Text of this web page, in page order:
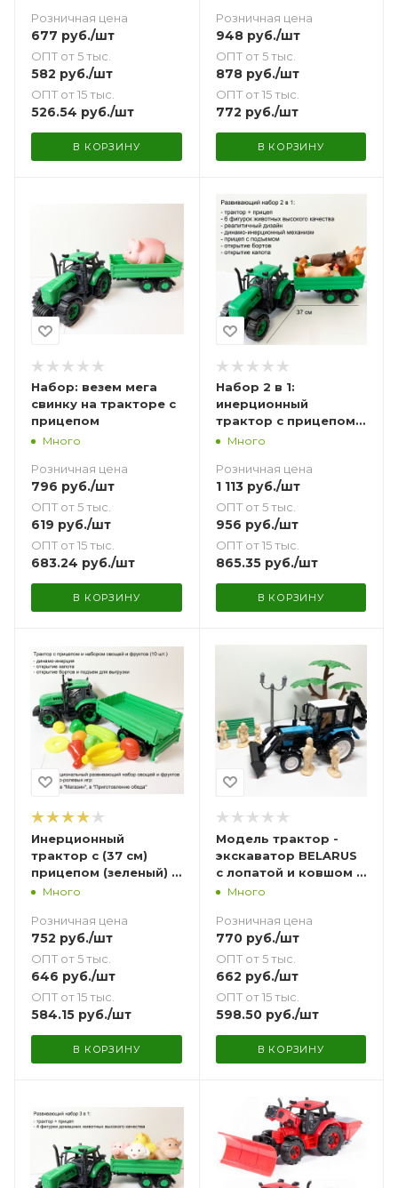
овощей
Розничная цена
677 руб./шт
ОПТ от 5 тыс.
582 руб./шт
ОПТ от 15 тыс.
526.54 руб./шт
В КОРЗИНУ
Розничная цена
948руб./шт
ОПТ от 5 тыс.
878руб./шт
ОПТ от 15 тыс.
772 руб./шт
В КОРЗИНУ
Набор: везем мега
свинку на тракторе с
прицепом
Много
Розничная цена
796 руб./шт
ОПТ от 5 тыс.
619 руб./шт
ОПТ от 15 тыс.
683.24 руб./шт
В КОРЗИНУ
Набор 2 в 1:
инерционный
трактор с прицепом и
6 фигурок домашних
Много
Розничная цена
1 113руб./шт
ОПТ от 5 тыс.
956 руб./шт
ОПТ от 15 тыс.
865.35руб./шт
В КОРЗИНУ
Инерционный
трактор с (37 см)
прицепом (зеленый) и
овощами и фруктами
Много
Розничная цена
752 руб./шт
ОПТ от 5 тыс.
646 руб./шт
ОПТ от 15 тыс.
584.15 руб./шт
В КОРЗИНУ
Модель трактор -
экскаватор BELARUS
с лопатой и ковшом -
16,5 см и фигурками
Много
Розничная цена
770руб./шт
ОПТ от 5 тыс.
662 руб./шт
ОПТ от 15 тыс.
598.50руб./шт
В КОРЗИНУ